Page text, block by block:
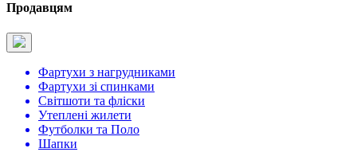
Продавцям
Фартухи з нагрудниками
Фартухи зі спинками
Світшоти та фліски
Утеплені жилети
Футболки та Поло
Шапки